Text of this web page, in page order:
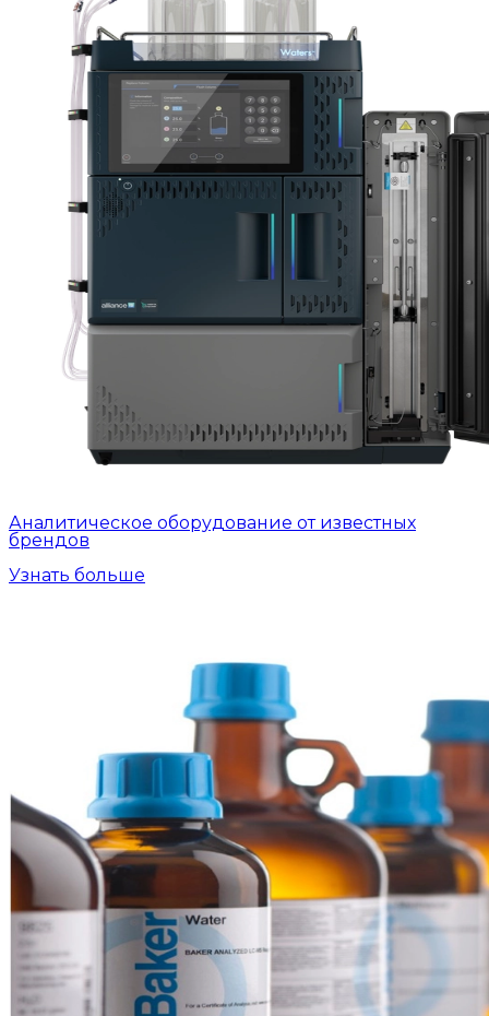
Аналитическое оборудование от известных
брендов
Узнать больше